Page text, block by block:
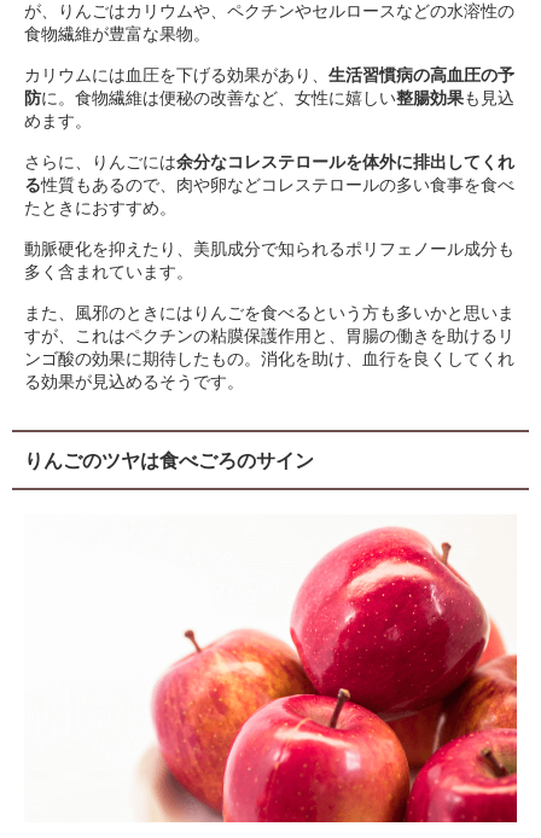
が、りんごはカリウムや、ペクチンやセルロースなどの水溶性の
食物繊維が豊富な果物。
カリウムには血圧を下げる効果があり、 生活習慣病の高血圧の予
防に。食物繊維は便秘の改善など、女性に嬉しい整腸効果も見込
めます。
さらに、りんごには余分なコレステロールを体外に排出してくれ
る性質もあるので、肉や卵などコレステロールの多い食事を食べ
たときにおすすめ。
動脈硬化を抑えたり、美肌成分で知られるポリフェノール成分も
多く含まれています。
また、風邪のときにはりんごを食べるという方も多いかと思いま
すが、これはペクチンの粘膜保護作用と、胃腸の働きを助けるリ
ンゴ酸の効果に期待したもの。消化を助け、血行を良くしてくれ
る効果が見込めるそうです。
りんごのツヤは食べごろのサイン